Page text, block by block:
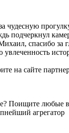
чудесную
подчеркнул
спасибо за
на сайте
Поищите любые
агрегатор